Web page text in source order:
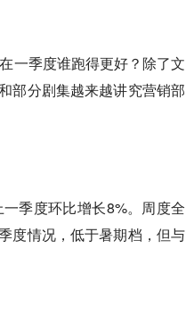
一季度谁跑得更好？除了文
部分剧集越来越讲究营销部
季度环比增长8%。周度全
度情况，低于暑期档，但与